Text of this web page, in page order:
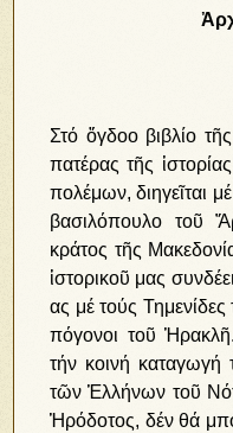
Στό ὄ­γδο­ο βι­βλί­ο
πα­τέ­ρας τῆς
πο­λέ­μων, δι­η­γεῖ­ται
βα­σι­λό­που­λο τοῦ
κρά­τος τῆς
ἱ­στο­ρι­κοῦ μας
ας μέ τούς
πό­γο­νοι τοῦ
τήν κοι­νή
τῶν Ἑλ­λή­νων τοῦ
Ἡ­ρό­δο­τος, δέν θά